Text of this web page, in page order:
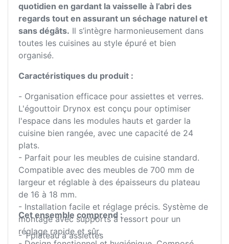
quotidien en gardant la vaisselle à l’abri des
regards tout en assurant un séchage naturel et
sans dégâts. Il s’intègre harmonieusement dans
toutes les cuisines au style épuré et bien
organisé.
Caractéristiques du produit :
- Organisation efficace pour assiettes et verres.
L'égouttoir Drynox est conçu pour optimiser
l'espace dans les modules hauts et garder la
cuisine bien rangée, avec une capacité de 24
plats.
- Parfait pour les meubles de cuisine standard.
Compatible avec des meubles de 700 mm de
largeur et réglable à des épaisseurs du plateau
de 16 à 18 mm.
- Installation facile et réglage précis. Système de
montage avec supports à ressort pour un
réglage rapide et sûr.
Cet ensemble comprend :
- 1 plateau à assiettes